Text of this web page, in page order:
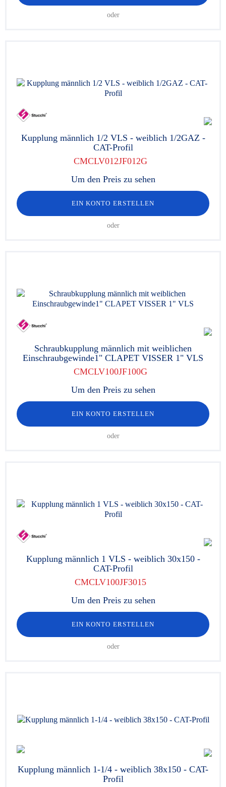
oder
Kupplung männlich 1/2 VLS - weiblich 1/2GAZ -
CAT-Profil
CMCLV012JF012G
Um den Preis zu sehen
EIN KONTO ERSTELLEN
oder
Schraubkupplung männlich mit weiblichen
Einschraubgewinde1" CLAPET VISSER 1" VLS
CMCLV100JF100G
Um den Preis zu sehen
EIN KONTO ERSTELLEN
oder
Kupplung männlich 1 VLS - weiblich 30x150 -
CAT-Profil
CMCLV100JF3015
Um den Preis zu sehen
EIN KONTO ERSTELLEN
oder
Kupplung männlich 1-1/4 - weiblich 38x150 - CAT-
Profil